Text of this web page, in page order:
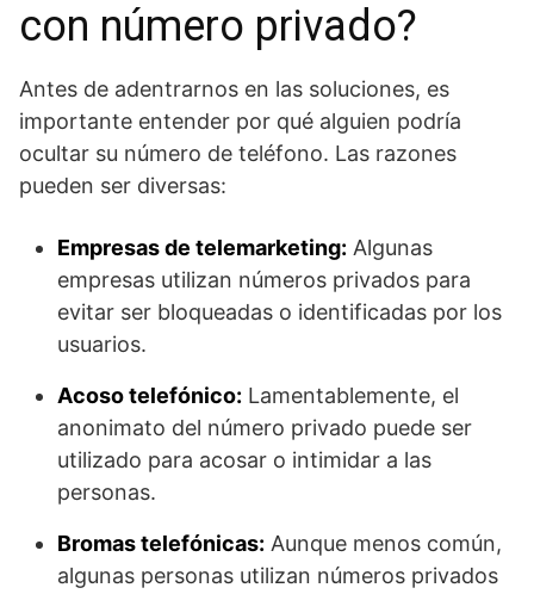
con número privado?
Antes de adentrarnos en las soluciones, es
importante entender por qué alguien podría
ocultar su número de teléfono. Las razones
pueden ser diversas:
Empresas de telemarketing: Algunas
empresas utilizan números privados para
evitar ser bloqueadas o identificadas por los
usuarios.
Acoso telefónico: Lamentablemente, el
anonimato del número privado puede ser
utilizado para acosar o intimidar a las
personas.
Bromas telefónicas: Aunque menos común,
algunas personas utilizan números privados